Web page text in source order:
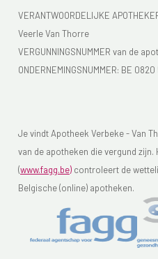
VERANTWOORDELIJKE
Veerle Van Thorre
VERGUNNINGSNUMMER van de
ONDERNEMINGSNUMMER: BE 0820
Je vindt Apotheek Verbeke - Van
van de apotheken die vergund zijn.
(www.fagg.be) controleert de
Belgische (online) apotheken.